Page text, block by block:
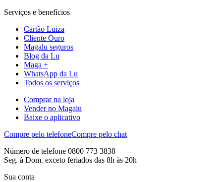
Serviços e benefícios
Cartão Luiza
Cliente Ouro
Magalu seguros
Blog da Lu
Maga +
WhatsApp da Lu
Todos os serviços
Comprar na loja
Vender no Magalu
Baixe o aplicativo
Compre pelo telefoneCompre pelo chat
Número de telefone 0800 773 3838
Seg. à Dom. exceto feriados das 8h às 20h
Sua conta